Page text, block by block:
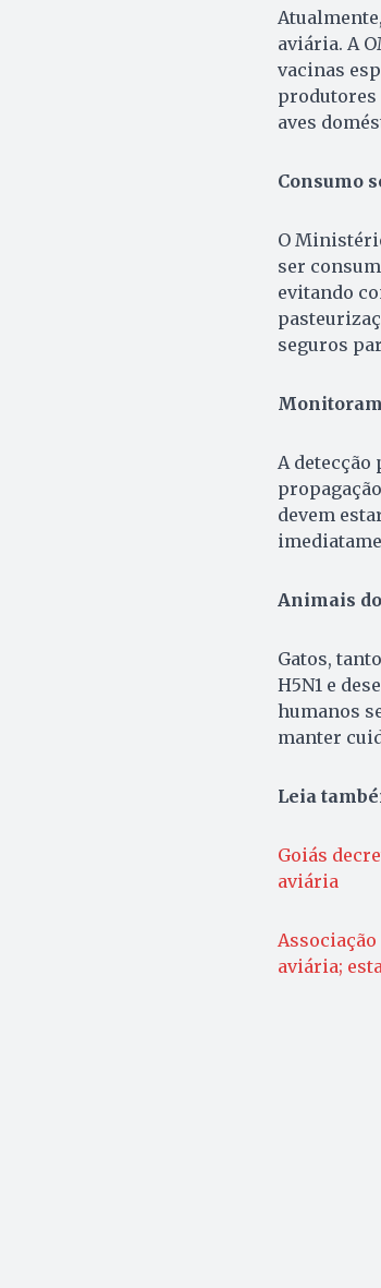
aviária. A
vacinas
produtores
aves
Consumo
O
ser
evitando
seguros
A
devem
Animais
Gatos,
H5N1 e
humanos
manter
Leia
Goiás
aviária
aviária;